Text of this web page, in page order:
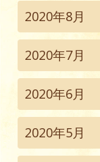
2020年8月
2020年7月
2020年6月
2020年5月